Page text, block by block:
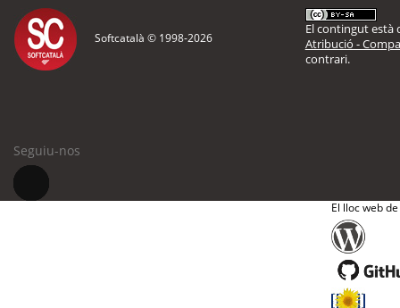
Softcatalà © 1998-2026
El contingut està
Atribució -
contrari.
Seguiu-nos
El lloc web